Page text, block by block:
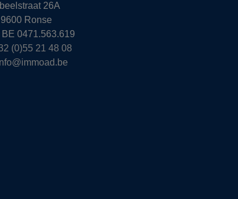
26A
9600 Ronse
BE 0471.563.619
(0)55 21 48 08